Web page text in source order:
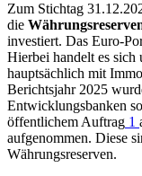
Zum Stichtag
die
investiert. Das Euro-
Hierbei handelt es
hauptsächlich mit
Berichtsjahr 2025
Entwicklungsbanken
öffentlichem Auftrag 1
aufgenommen. Diese
Währungsreserven.